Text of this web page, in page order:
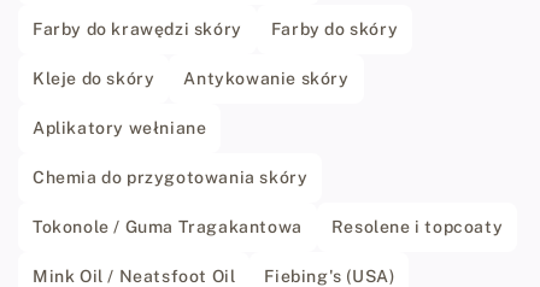
Farby do krawędzi skóry Farby do skóry
Kleje do skóry Antykowanie skóry
Aplikatory wełniane
Chemia do przygotowania skóry
Tokonole / Guma Tragakantowa Resolene i topcoaty
Mink Oil / Neatsfoot Oil Fiebing's (USA)